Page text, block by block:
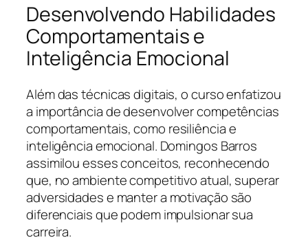
Desenvolvendo Habilidades
Comportamentais e
Inteligência Emocional
Além das técnicas digitais, o curso enfatizou
a importância de desenvolver competências
comportamentais, como resiliência e
inteligência emocional. Domingos Barros
assimilou esses conceitos, reconhecendo
que, no ambiente competitivo atual, superar
adversidades e manter a motivação são
diferenciais que podem impulsionar sua
carreira.